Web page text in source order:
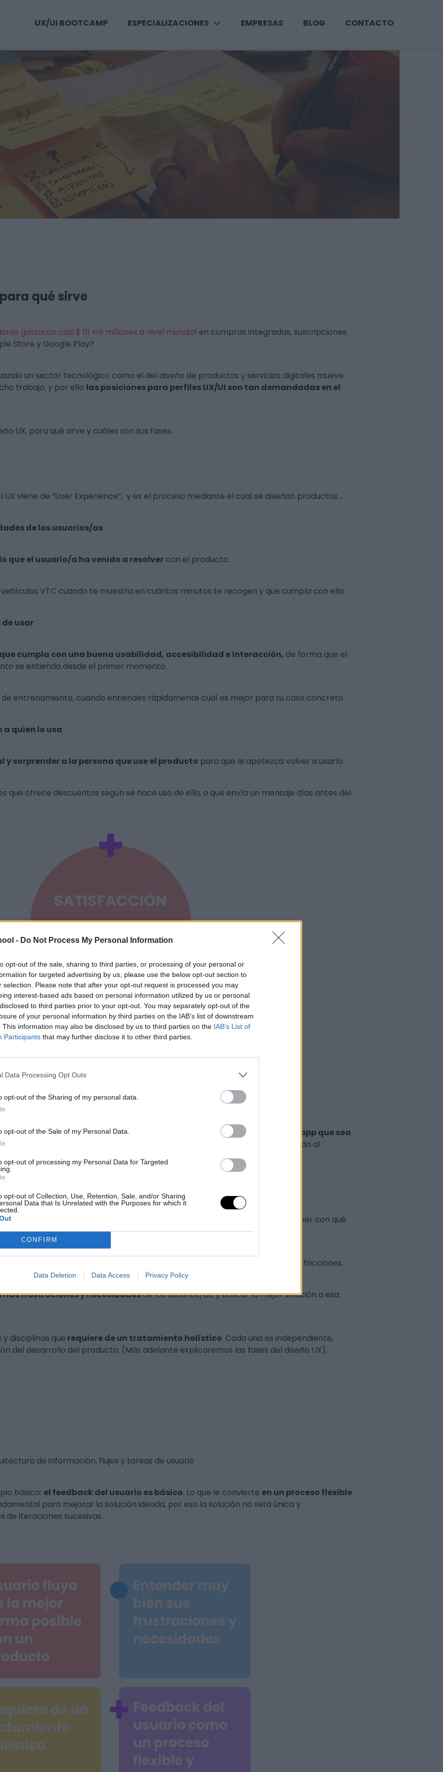
- Do Not Process My Personal Information
opt-out of the sale, sharing to third parties, or processing of your personal or
for targeted advertising by us, please use the below opt-out section to
selection. Please note that after your opt-out request is processed you may
interest-based ads based on personal information utilized by us or personal
to third parties prior to your opt-out. You may separately opt-out of the
of your personal information by third parties on the IAB’s list of downstream
This information may also be disclosed by us to third parties on the IAB’s List of
Participants that may further disclose it to other third parties.
Data Processing Opt Outs
opt-out of the Sharing of my personal data.
opt-out of the Sale of my Personal Data.
opt-out of processing my Personal Data for Targeted
opt-out of Collection, Use, Retention, Sale, and/or Sharing
Data that Is Unrelated with the Purposes for which it
CONFIRM
Data Deletion Data Access Privacy Policy
UX/UI BOOTCAMP ESPECIALIZACIONES EMPRESAS BLOG CONTACTO
qué sirve
gastaron casi $ 111 mil millones a nivel mundial en compras integradas, suscripciones
Store y Google Play?
un sector tecnológico como el del diseño de productos y servicios digitales mueve
trabajo, y por ello las posiciones para perfiles UX/UI son tan demandadas en el
UX, para qué sirve y cuáles son sus fases.
UX viene de “User Experience”, y es el proceso mediante el cual se diseñan productos…
de los usuarios/as
que el usuario/a ha venido a resolver con el producto.
VTC cuando te muestra en cuántos minutos te recogen y que cumpla con ello.
usar
que cumpla con una buena usabilidad, accesibilidad e interacción, de forma que el
se entienda desde el primer momento.
de entrenamiento, cuando entiendes rápidamente cuál es mejor para tu caso concreto.
quien lo usa
y sorprender a la persona que use el producto para que le apetezca volver a usarlo.
que ofrece descuentos según se hace uso de ella, o que envía un mensaje días antes del
Venn de áreas de UX
una buena experiencia de usuarios, será
una navegación por una web/app que sea
y confianza
; o todo lo contrario, arruinando la experiencia y llevando al
para generar una experiencia de usuario buena
siempre somos capaces de aplicarlo correctamente, quizás nos ayude a saber con qué
de usuario sea buena.
, con la menor cantidad de fricciones.
las frustraciones y necesidadesde los usuarios/as, y buscar la mejor solución a esa
disciplinas que requiere de un tratamiento holístico. Cada una es independiente,
del desarrollo del producto. (Más adelante explicaremos las fases del diseño UX).
de información, flujos y tareas de usuario
básico: el feedback del usuario es básico. Lo que le convierte en un proceso flexible
para mejorar la solución ideada, por eso la solución no será única y
de iteraciones sucesivas.